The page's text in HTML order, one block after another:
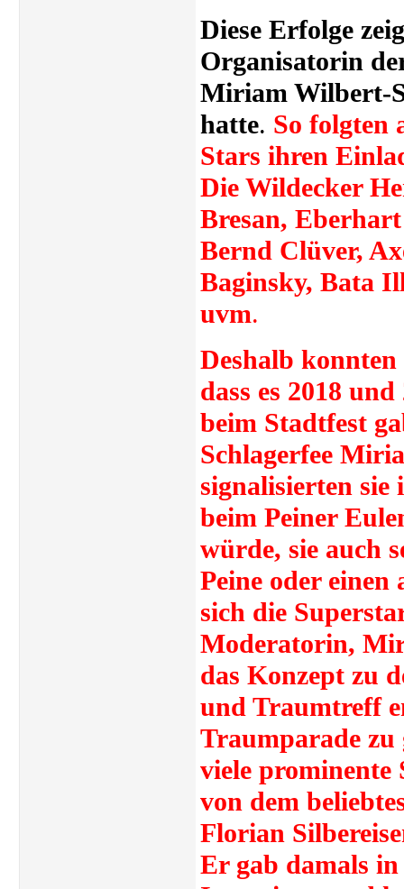
Diese Erfolge
Organisatorin
Miriam Wilbert-
hatte. So folgten
Stars ihren
Die Wildecker
Bresan,
Bernd Clüver,
Baginsky, Bata
uvm.
Deshalb
dass es 2018
beim Stadtfest
Schlagerfee
signalisierten sie
beim Peiner
würde, sie auch
Peine oder einen
sich die
Moderatorin,
das Konzept zu
und Traumtreff
Traumparade
viele prominente
von dem
Florian
Er gab damals